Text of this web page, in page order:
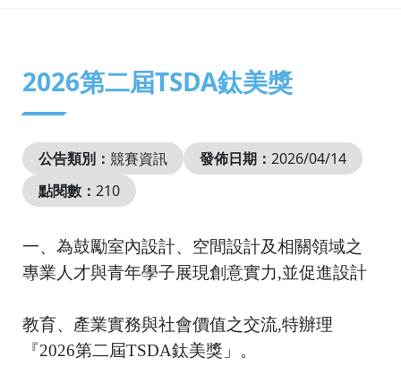
2026第二屆TSDA鈦美獎
公告類別： 競賽資訊 發佈日期： 2026/04/14
點閱數： 210
一、為鼓勵室內設計、空間設計及相關領域之
專業人才與青年學子展現創意實力,並促進設計
教育、產業實務與社會價值之交流,特辦理
『2026第二屆TSDA鈦美獎」。